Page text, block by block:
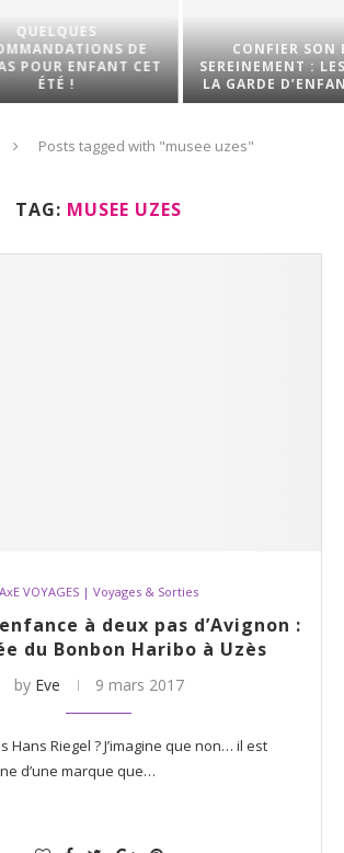
DE
CET
CONFIER SON BÉBÉ
SEREINEMENT : LES CLÉS DE
LA GARDE D’ENFANTS EN...
Posts tagged with "musee uzes"
TAG: MUSEE UZES
AxE VOYAGES | Voyages & Sorties
à deux pas d’Avignon :
du Bonbon Haribo à Uzès
by Eve 9 mars 2017
Hans Riegel ? J’imagine que non… il est
d’une marque que…